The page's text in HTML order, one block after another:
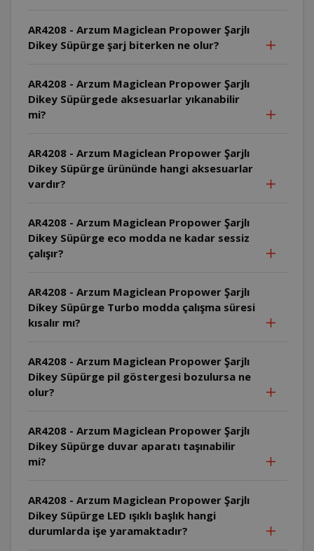
AR4208 - Arzum Magiclean Propower Şarjlı
Dikey Süpürge şarj biterken ne olur?
AR4208 - Arzum Magiclean Propower Şarjlı
Dikey Süpürgede aksesuarlar yıkanabilir
mi?
AR4208 - Arzum Magiclean Propower Şarjlı
Dikey Süpürge ürününde hangi aksesuarlar
vardır?
AR4208 - Arzum Magiclean Propower Şarjlı
Dikey Süpürge eco modda ne kadar sessiz
çalışır?
AR4208 - Arzum Magiclean Propower Şarjlı
Dikey Süpürge Turbo modda çalışma süresi
kısalır mı?
AR4208 - Arzum Magiclean Propower Şarjlı
Dikey Süpürge pil göstergesi bozulursa ne
olur?
AR4208 - Arzum Magiclean Propower Şarjlı
Dikey Süpürge duvar aparatı taşınabilir
mi?
AR4208 - Arzum Magiclean Propower Şarjlı
Dikey Süpürge LED ışıklı başlık hangi
durumlarda işe yaramaktadır?